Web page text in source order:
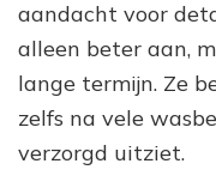
aandacht voor
alleen beter aan,
lange termijn. Ze
zelfs na vele
verzorgd uitziet.